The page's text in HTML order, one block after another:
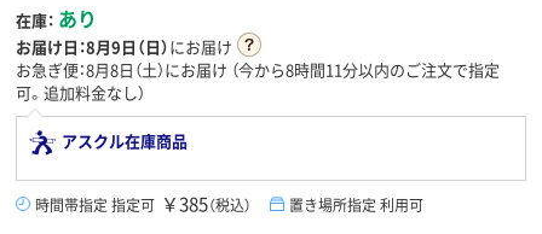
在庫： あり
お届け日：8月9日（日）にお届け
お急ぎ便：8月8日（土）にお届け （今から8時間11分以内のご注文で指定
可。追加料金なし）
アスクル在庫商品
時間帯指定 指定可 ￥385（税込） 置き場所指定 利用可